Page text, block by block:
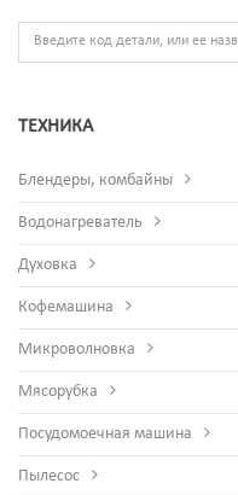
ТЕХНИКА
Блендеры, комбайны
Водонагреватель
Духовка
Кофемашина
Микроволновка
Мясорубка
Посудомоечная машина
Пылесос